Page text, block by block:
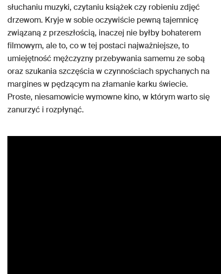
słuchaniu muzyki, czytaniu książek czy robieniu zdjęć
drzewom. Kryje w sobie oczywiście pewną tajemnicę
związaną z przeszłością, inaczej nie byłby bohaterem
filmowym, ale to, co w tej postaci najważniejsze, to
umiejętność mężczyzny przebywania samemu ze sobą
oraz szukania szczęścia w czynnościach spychanych na
margines w pędzącym na złamanie karku świecie.
Proste, niesamowicie wymowne kino, w którym warto się
zanurzyć i rozpłynąć.